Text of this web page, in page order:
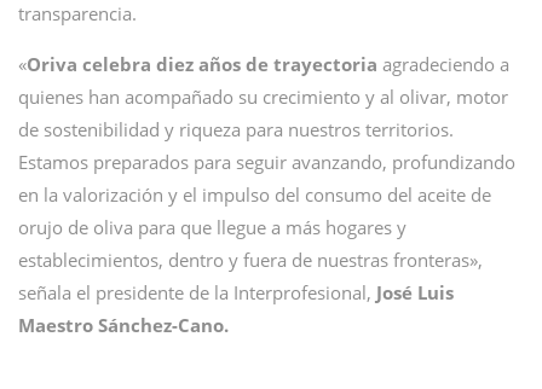
transparencia.
«Oriva celebra diez años de trayectoria agradeciendo a
quienes han acompañado su crecimiento y al olivar, motor
de sostenibilidad y riqueza para nuestros territorios.
Estamos preparados para seguir avanzando, profundizando
en la valorización y el impulso del consumo del aceite de
orujo de oliva para que llegue a más hogares y
establecimientos, dentro y fuera de nuestras fronteras»,
señala el presidente de la Interprofesional, José Luis
Maestro Sánchez-Cano.